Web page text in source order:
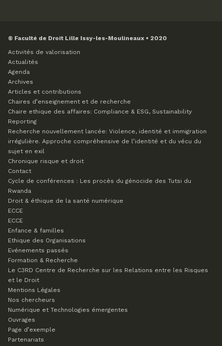
© Faculté de Droit Lille Issy-les-Moulineaux • 2020
Activités de valorisation
Actualités
Agenda
Archives
Articles et contributions
Chaires d’enseignement et de recherche
Chaire ethique des affaires: Compliance & ESG, Sustainability
Reporting
Recherche nouvellement lancée: Violence, identité et immigration
irrégulière. Approche compréhensive de l’identité et du vécu du
sujet en exil
Chronique risque et droit
Contact
Cycle de conférences : Les procès du génocide des Tutsi du
Rwanda
Droit & éthique de la santé numérique
ECCE
ECCE
Enfance & familles
Ethique des Organisations
Evénements passés
Formation & Recherche
Le C3RD Centre de Recherche sur les Relations entre les Risques
et le Droit
Mentions Légales
Nos chercheurs
Numérique et Technologies émergentes
Ouvrages
Page d’exemple
Partenariats